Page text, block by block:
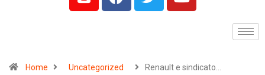
Home Uncategorized Renault e sindicato…